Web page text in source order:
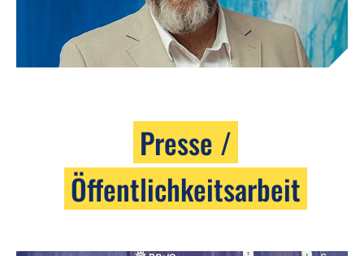
Presse /
Öffentlichkeitsarbeit